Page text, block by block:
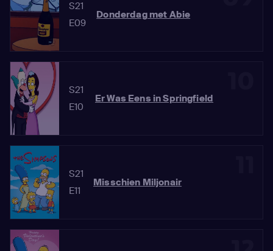
S21
E09
Donderdag met Abie
S21
E10
Er Was Eens in Springfield
S21
E11
Misschien Miljonair